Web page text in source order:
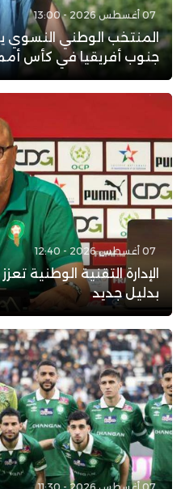
07 أغسطس 2026 - 13:00
المنتخب الوطني النسوي
جنوب أفريقيا في كأس أمم
07 أغسطس 2026 - 12:40
الإدارة التقنية الوطنية
بدليل جديد